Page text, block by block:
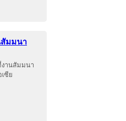
สัมมนา
งานสัมมนา
ซีย